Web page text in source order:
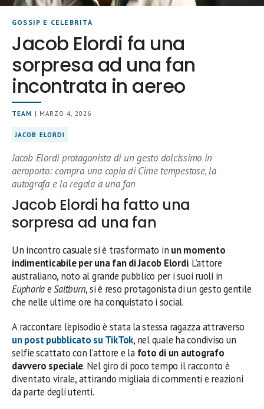
GOSSIP E CELEBRITÀ
Jacob Elordi fa una
sorpresa ad una fan
incontrata in aereo
TEAM | MARZO 4, 2026
JACOB ELORDI
Jacob Elordi protagonista di un gesto dolcissimo in
aeroporto: compra una copia di Cime tempestose, la
autografa e la regala a una fan
Jacob Elordi ha fatto una
sorpresa ad una fan
Un incontro casuale si è trasformato in un momento
indimenticabile per una fan di Jacob Elordi. L’attore
australiano, noto al grande pubblico per i suoi ruoli in
EuphoriaeSaltburn, si è reso protagonista di un gesto gentile
che nelle ultime ore ha conquistato i social.
A raccontare l’episodio è stata la stessa ragazza attraverso
un post pubblicato su TikTok, nel quale ha condiviso un
selfie scattato con l’attore e la foto di un autografo
davvero speciale. Nel giro di poco tempo il racconto è
diventato virale, attirando migliaia di commenti e reazioni
da parte degli utenti.